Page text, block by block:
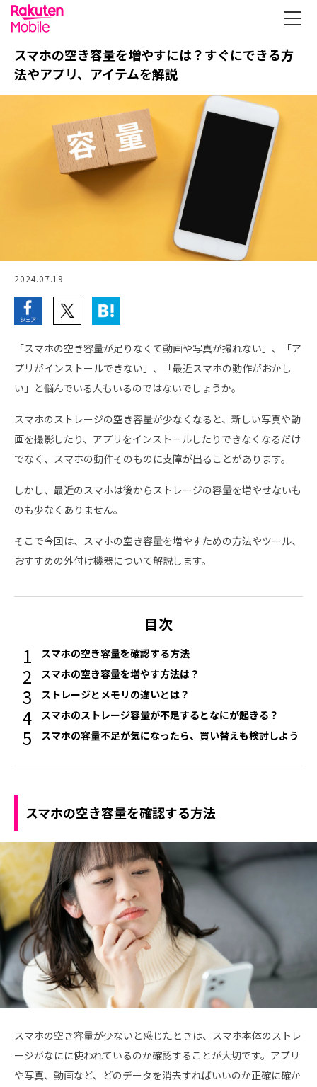
スマホの空き容量を増やすには？すぐにできる方
法やアプリ、アイテムを解説
2024.07.19
「スマホの空き容量が足りなくて動画や写真が撮れない」、「ア
プリがインストールできない」、「最近スマホの動作がおかし
い」と悩んでいる人もいるのではないでしょうか。
スマホのストレージの空き容量が少なくなると、新しい写真や動
画を撮影したり、アプリをインストールしたりできなくなるだけ
でなく、スマホの動作そのものに支障が出ることがあります。
しかし、最近のスマホは後からストレージの容量を増やせないも
のも少なくありません。
そこで今回は、スマホの空き容量を増やすための方法やツール、
おすすめの外付け機器について解説します。
目次
スマホの空き容量を確認する方法
スマホの空き容量を増やす方法は？
ストレージとメモリの違いとは？
スマホのストレージ容量が不足するとなにが起きる？
スマホの容量不足が気になったら、買い替えも検討しよう
スマホの空き容量を確認する方法
スマホの空き容量が少ないと感じたときは、スマホ本体のストレ
ージがなにに使われているのか確認することが大切です。アプリ
や写真、動画など、どのデータを消去すればいいのか正確に確か